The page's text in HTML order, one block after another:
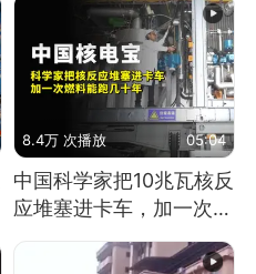
8.4万 次播放 05:04
中国科学家把10兆瓦核反
应堆塞进卡车，加一次燃